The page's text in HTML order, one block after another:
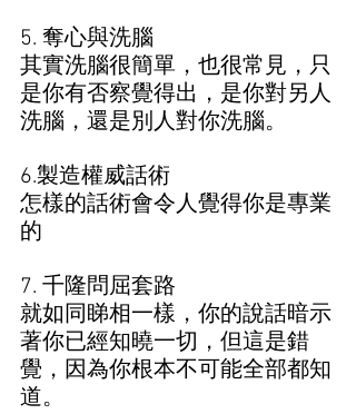
5. 奪心與洗腦
其實洗腦很簡單，也很常見，只
是你有否察覺得出，是你對另人
洗腦，還是別人對你洗腦。
6.製造權威話術
怎樣的話術會令人覺得你是專業
的
7. 千隆問屈套路
就如同睇相一樣，你的說話暗示
著你已經知曉一切，但這是錯
覺，因為你根本不可能全部都知
道。